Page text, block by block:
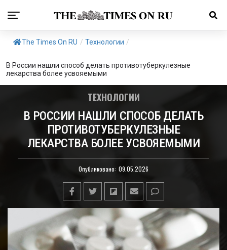
The Times On RU / Технологии /
В России нашли способ делать противотуберкулезные
лекарства более усвояемыми
ТЕХНОЛОГИИ
В РОССИИ НАШЛИ СПОСОБ ДЕЛАТЬ
ПРОТИВОТУБЕРКУЛЕЗНЫЕ
ЛЕКАРСТВА БОЛЕЕ УСВОЯЕМЫМИ
Опубликовано: 09.05.2026